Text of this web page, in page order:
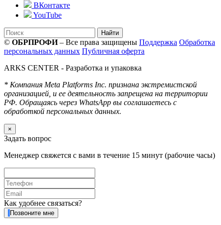
ВКонтакте
YouTube
Найти
© ОБРПРОФИ– Все права защищены Поддержка Обработка
персональных данных Публичная оферта
ARKS CENTER - Разработка и упаковка
* Компания Meta Platforms Inc. признана экстремистской
организацией, и ее деятельность запрещена на территории
РФ. Обращаясь через WhatsApp вы соглашаетесь с
обработкой персональных данных.
×
Задать вопрос
Менеджер свяжется с вами в течение 15 минут (рабочие часы)
Как удобнее связаться?
Позвоните мне